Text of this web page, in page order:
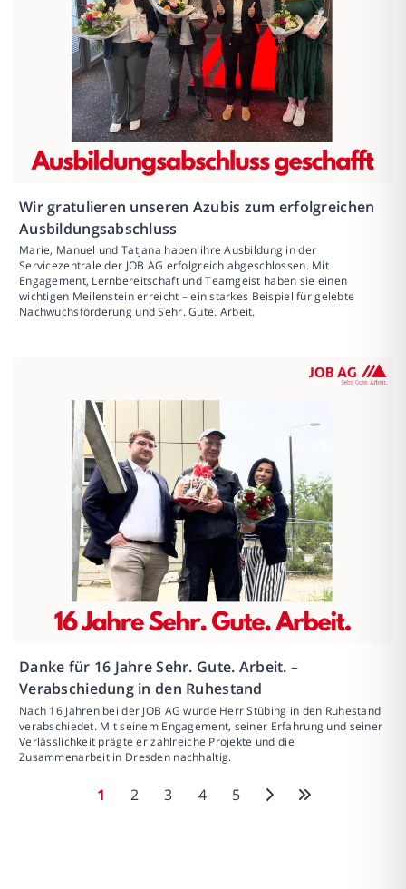
Wir gratulieren unseren Azubis zum erfolgreichen
Ausbildungsabschluss
Marie, Manuel und Tatjana haben ihre Ausbildung in der
Servicezentrale der JOB AG erfolgreich abgeschlossen. Mit
Engagement, Lernbereitschaft und Teamgeist haben sie einen
wichtigen Meilenstein erreicht – ein starkes Beispiel für gelebte
Nachwuchsförderung und Sehr. Gute. Arbeit.
Danke für 16 Jahre Sehr. Gute. Arbeit. –
Verabschiedung in den Ruhestand
Nach 16 Jahren bei der JOB AG wurde Herr Stübing in den Ruhestand
verabschiedet. Mit seinem Engagement, seiner Erfahrung und seiner
Verlässlichkeit prägte er zahlreiche Projekte und die
Zusammenarbeit in Dresden nachhaltig.
1 2 3 4 5